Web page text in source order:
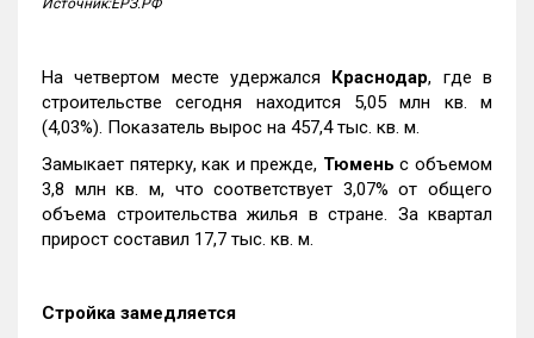
Источник:ЕРЗ.РФ
На четвертом месте удержался Краснодар, где в
строительстве сегодня находится 5,05 млн кв. м
(4,03%). Показатель вырос на 457,4 тыс. кв. м.
Замыкает пятерку, как и прежде, Тюмень с объемом
3,8 млн кв. м, что соответствует 3,07% от общего
объема строительства жилья в стране. За квартал
прирост составил 17,7 тыс. кв. м.
Стройка замедляется